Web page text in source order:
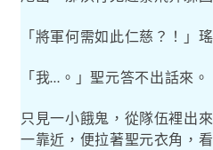
「將軍何需如此仁慈？！」
「我… 。」聖元答不出話來。
只見一小餓鬼，從隊伍裡出
一靠近，便拉著聖元衣角，